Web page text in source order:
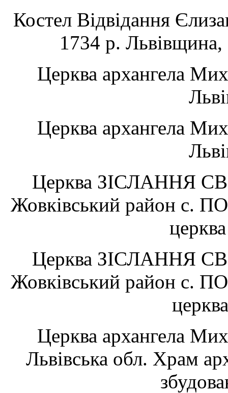
Костел Відвідання
1734 р.
Церква архангела
Церква архангела
Церква ЗІСЛАННЯ
Жовківський район с.
Церква ЗІСЛАННЯ
Жовківський район с.
Церква архангела
Львівська обл. Храм